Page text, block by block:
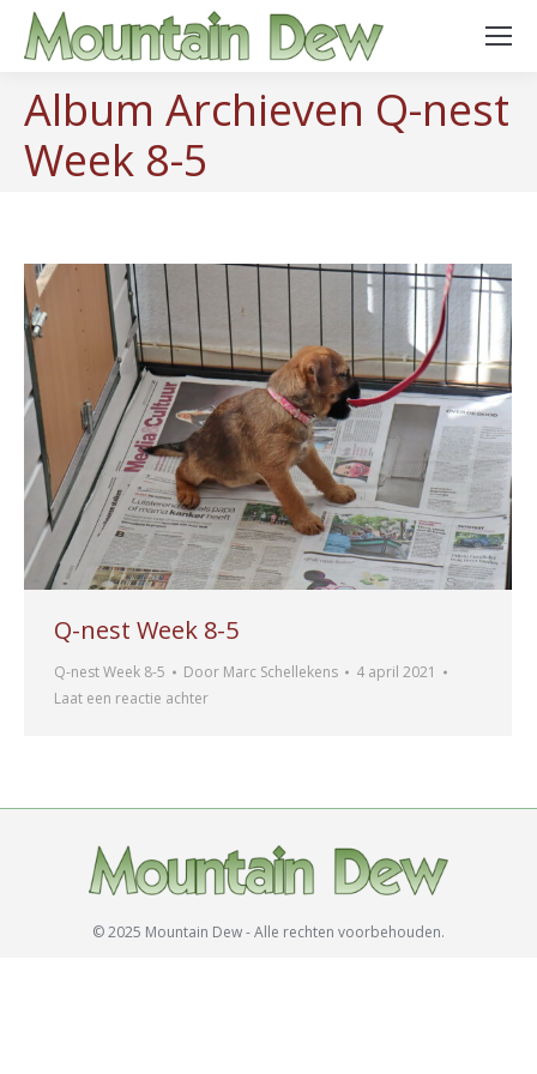
Album Archieven Q-nest
Week 8-5
Q-nest Week 8-5
Q-nest Week 8-5 Door Marc Schellekens
4 april 2021
Laat een reactie achter
© 2025 Mountain Dew - Alle rechten voorbehouden.